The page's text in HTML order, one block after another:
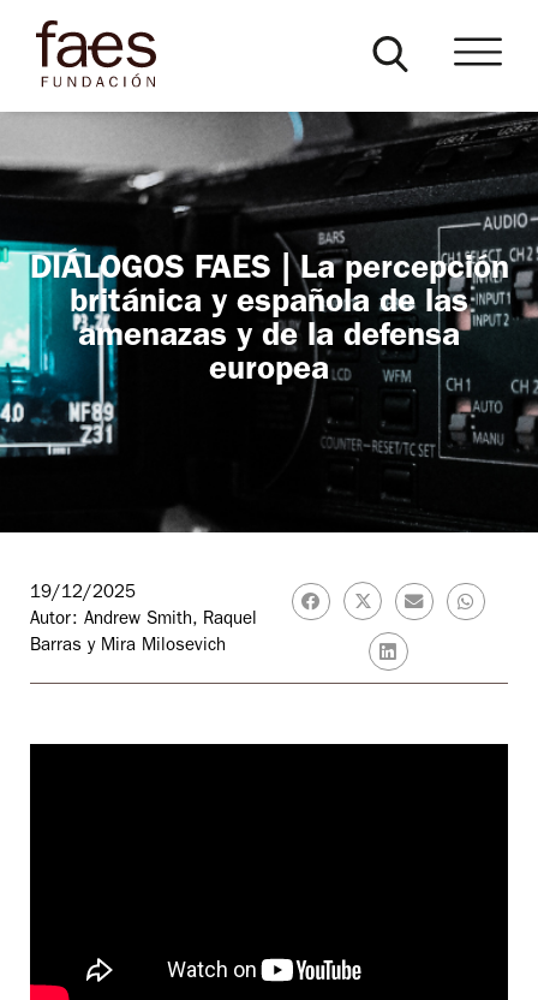
DIÁLOGOS FAES | La percepción
británica y española de las
amenazas y de la defensa
europea
19/12/2025
Autor: Andrew Smith, Raquel
Barras y Mira Milosevich